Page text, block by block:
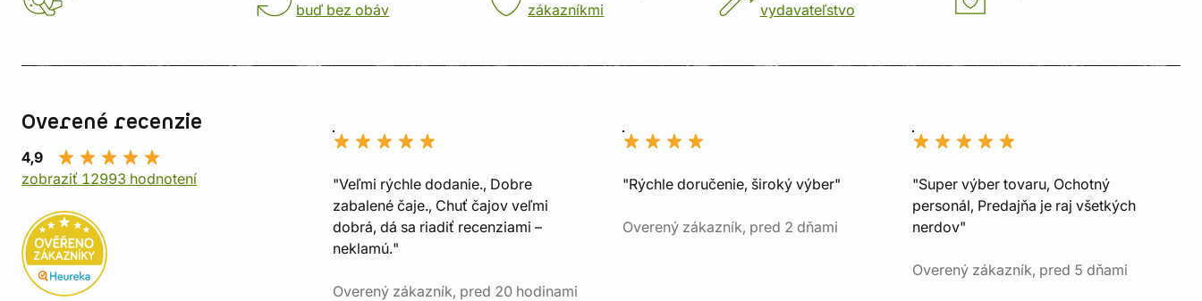
buď bez obáv
zákazníkmi
vydavateľstvo
Overené recenzie
4,9
zobraziť 12993 hodnotení
"Veľmi rýchle dodanie., Dobre
zabalené čaje., Chuť čajov veľmi
dobrá, dá sa riadiť recenziami –
neklamú."
Overený zákazník, pred 20 hodinami
"Rýchle doručenie, široký výber"
Overený zákazník, pred 2 dňami
"Super výber tovaru, Ochotný
personál, Predajňa je raj všetkých
nerdov"
Overený zákazník, pred 5 dňami